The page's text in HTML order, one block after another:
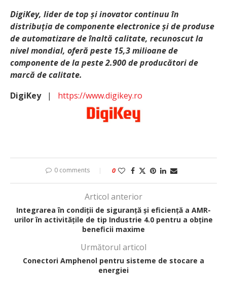
DigiKey, lider de top și inovator continuu în
distribuția de componente electronice și de produse
de automatizare de înaltă calitate, recunoscut la
nivel mondial, oferă peste 15,3 milioane de
componente de la peste 2.900 de producători de
marcă de calitate.
DigiKey| https://www.digikey.ro
0 comments 0
Articol anterior
Integrarea în condiții de siguranță și eficiență a AMR-
urilor în activitățile de tip Industrie 4.0 pentru a obține
beneficii maxime
Următorul articol
Conectori Amphenol pentru sisteme de stocare a
energiei